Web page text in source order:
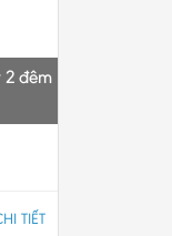
đêm
TIẾT